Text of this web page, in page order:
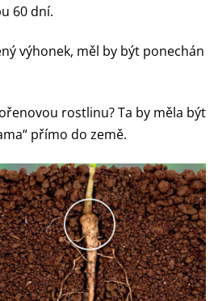
60 dní.
výhonek, měl by být ponechán
rostlinu? Ta by měla být
přímo do země.